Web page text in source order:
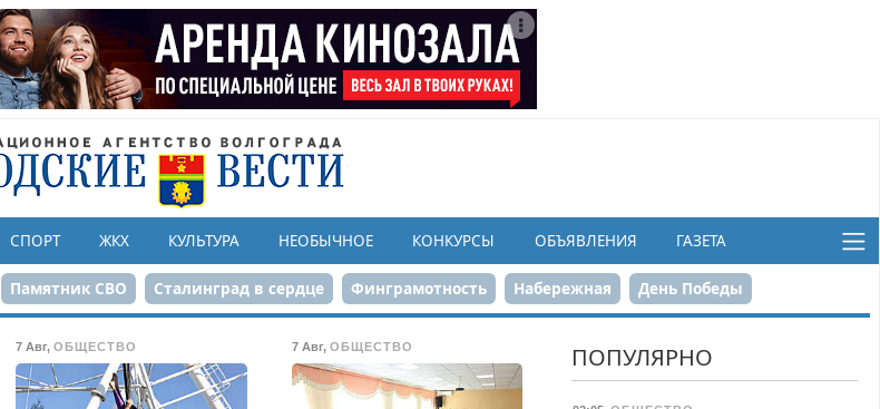
СПОРТ ЖКХ КУЛЬТУРА НЕОБЫЧНОЕ КОНКУРСЫ ОБЪЯВЛЕНИЯ ГАЗЕТА
Памятник СВО Сталинград в сердце Финграмотность Набережная День Победы
80-летие Победы Парк Героев-летчиков
7 Авг,ОБЩЕСТВО 7 Авг, ОБЩЕСТВО ПОПУЛЯРНО